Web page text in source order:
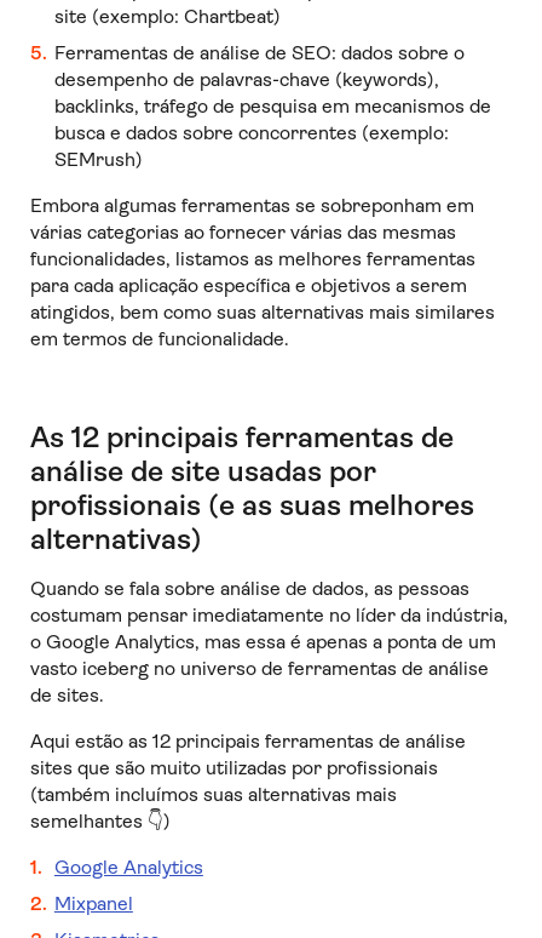
site (exemplo: Chartbeat)
Ferramentas de análise de SEO: dados sobre o
desempenho de palavras-chave (keywords),
backlinks, tráfego de pesquisa em mecanismos de
busca e dados sobre concorrentes (exemplo:
SEMrush)
Embora algumas ferramentas se sobreponham em
várias categorias ao fornecer várias das mesmas
funcionalidades, listamos as melhores ferramentas
para cada aplicação específica e objetivos a serem
atingidos, bem como suas alternativas mais similares
em termos de funcionalidade.
As 12 principais ferramentas de
análise de site usadas por
profissionais (e as suas melhores
alternativas)
Quando se fala sobre análise de dados, as pessoas
costumam pensar imediatamente no líder da indústria,
o Google Analytics, mas essa é apenas a ponta de um
vasto iceberg no universo de ferramentas de análise
de sites.
Aqui estão as 12 principais ferramentas de análise
sites que são muito utilizadas por profissionais
(também incluímos suas alternativas mais
semelhantes 👇)
Google Analytics
Mixpanel